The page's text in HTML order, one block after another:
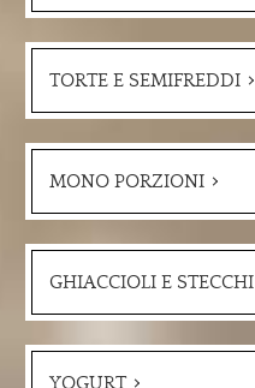
TORTE E SEMIFREDDI
MONO PORZIONI
GHIACCIOLI E STECCHI
YOGURT